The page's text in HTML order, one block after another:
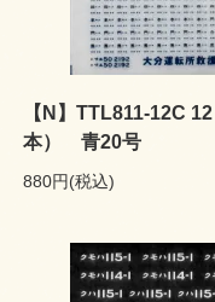
【N】TTL811-12C
本） 青20号
880円(税込)